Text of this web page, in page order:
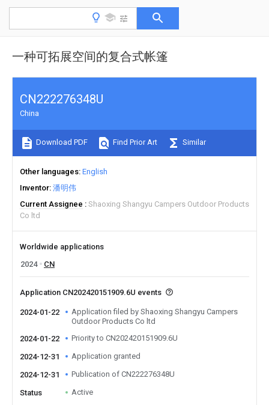
一种可拓展空间的复合式帐篷
CN222276348U
China
Download PDF Find Prior Art Similar
Other languages English
Inventor 潘明伟
Current Assignee
Shaoxing Shangyu Campers Outdoor Products
Co ltd
Worldwide applications
2024
CN
Application CN202420151909.6U events
2024-01-22
Application filed by Shaoxing Shangyu Campers
Outdoor Products Co ltd
2024-01-22
Priority to CN202420151909.6U
2024-12-31 Application granted
2024-12-31 Publication of CN222276348U
Status Active